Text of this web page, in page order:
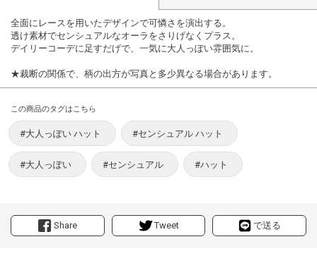
Share Tweet で送る
全面にレースを用いたデザインで可憐さを演出する。
透け素材でセンシュアルなオーラをさりげなくプラス。
デイリーコーデに足すだげで、一気に大人っぽい雰囲気に。
★裁断の関係で、柄の出方が写真と多少異なる場合があります。
この商品のタグはこちら
#大人っぽい ハット #センシュアル ハット
#大人っぽい #センシュアル #ハット